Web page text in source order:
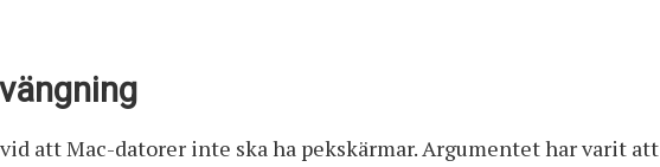
att Mac-datorer inte ska ha pekskärmar. Argumentet har varit att